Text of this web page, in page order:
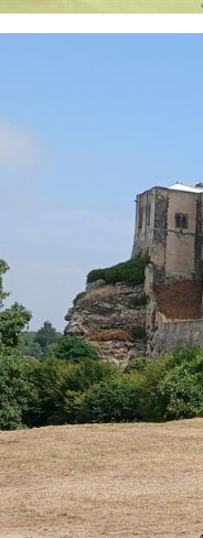
Militaires de toutes